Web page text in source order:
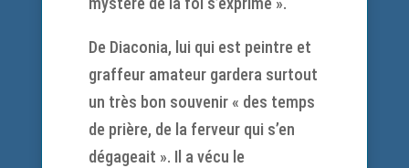
De Diaconia, lui qui est peintre et
graffeur amateur gardera surtout
un très bon souvenir « des temps
de prière, de la ferveur qui s’en
dégageait ». Il a vécu le